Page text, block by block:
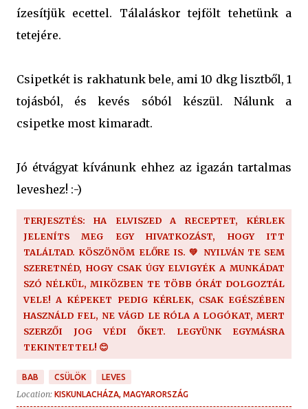
ízesítjük ecettel. Tálaláskor tejfölt tehetünk a
tetejére.
Csipetkét is rakhatunk bele, ami 10 dkg lisztből, 1
tojásból, és kevés sóból készül. Nálunk a
csipetke most kimaradt.
Jó étvágyat kívánunk ehhez az igazán tartalmas
leveshez! :-)
TERJESZTÉS: HA ELVISZED A RECEPTET, KÉRLEK
JELENÍTS MEG EGY HIVATKOZÁST, HOGY ITT
TALÁLTAD. KÖSZÖNÖM ELŐRE IS. 💚 NYILVÁN TE SEM
SZERETNÉD, HOGY CSAK ÚGY ELVIGYÉK A MUNKÁDAT
SZÓ NÉLKÜL, MIKÖZBEN TE TÖBB ÓRÁT DOLGOZTÁL
VELE! A KÉPEKET PEDIG KÉRLEK, CSAK EGÉSZÉBEN
HASZNÁLD FEL, NE VÁGD LE RÓLA A LOGÓKAT, MERT
SZERZŐI JOG VÉDI ŐKET. LEGYÜNK EGYMÁSRA
TEKINTETTEL! 😊
BAB CSÜLÖK LEVES
Location: KISKUNLACHÁZA, MAGYARORSZÁG